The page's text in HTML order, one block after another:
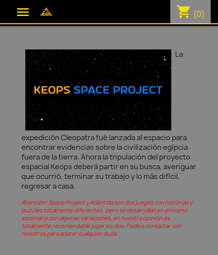
 shopping_cart (0)
La
expedición Cleopatra fué lanzada al espacio para
encontrar evidencias sobre la civilización egípcia
fuera de la tierra. Ahora la tripulación del proyecto
espacial Keops deberá partir en su busca, averiguar
que ocurrió, terminar su trabajo y lo más difícil,
regresar a casa.
Atención! Space Project y Atlántida son dos juegos con histórias y
puzzles totalmente diferentes , pero se desarrollan en el mismo
escenario con algunas variaciones, en nuestra opinión és
totalmente recomendable jugar los dos. Podéis contactar con
nosotros para aclarar cualquier duda